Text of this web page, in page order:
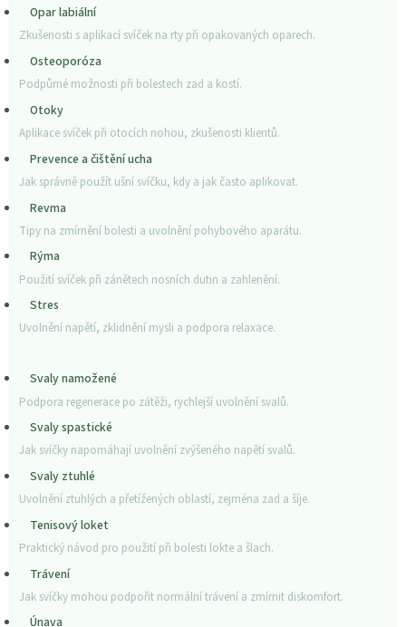
Opar labiální
Zkušenosti s aplikací svíček na rty při opakovaných oparech.
Osteoporóza
Podpůrné možnosti při bolestech zad a kostí.
Otoky
Aplikace svíček při otocích nohou, zkušenosti klientů.
Prevence a čištění ucha
Jak správně použít ušní svíčku, kdy a jak často aplikovat.
Revma
Tipy na zmírnění bolesti a uvolnění pohybového aparátu.
Rýma
Použití svíček při zánětech nosních dutin a zahlenění.
Stres
Uvolnění napětí, zklidnění mysli a podpora relaxace.
Svaly namožené
Podpora regenerace po zátěži, rychlejší uvolnění svalů.
Svaly spastické
Jak svíčky napomáhají uvolnění zvýšeného napětí svalů.
Svaly ztuhlé
Uvolnění ztuhlých a přetížených oblastí, zejména zad a šíje.
Tenisový loket
Praktický návod pro použití při bolesti lokte a šlach.
Trávení
Jak svíčky mohou podpořit normální trávení a zmírnit diskomfort.
Únava